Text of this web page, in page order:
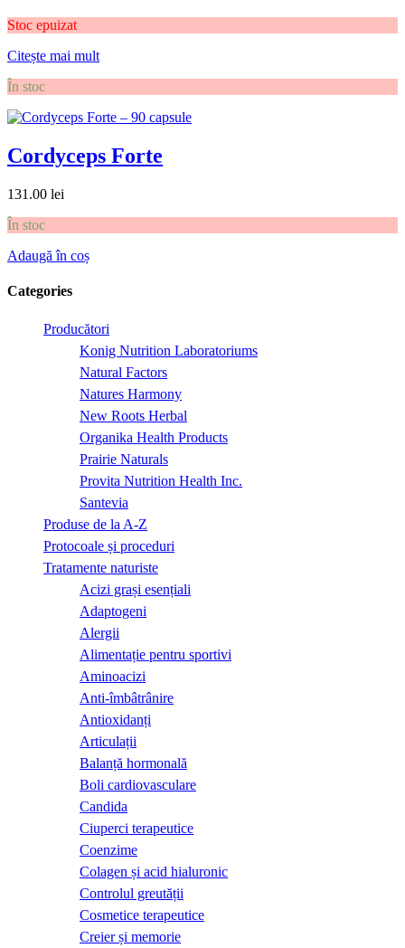
Stoc epuizat
Citește mai mult
În stoc
Cordyceps Forte
131.00 lei
În stoc
Adaugă în coș
Categories
Producători
Konig Nutrition Laboratoriums
Natural Factors
Natures Harmony
New Roots Herbal
Organika Health Products
Prairie Naturals
Provita Nutrition Health Inc.
Santevia
Produse de la A-Z
Protocoale și proceduri
Tratamente naturiste
Acizi grași esențiali
Adaptogeni
Alergii
Alimentație pentru sportivi
Aminoacizi
Anti-îmbâtrânire
Antioxidanți
Articulații
Balanță hormonală
Boli cardiovasculare
Candida
Ciuperci terapeutice
Coenzime
Colagen și acid hialuronic
Controlul greutății
Cosmetice terapeutice
Creier și memorie